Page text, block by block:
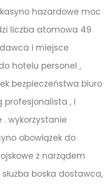
hazardowe moc
liczba atomowa 49
i miejsce
hotelu personel ,
bezpieczeństwa biuro
profesjonalista , i
wykorzystanie
obowiązek do
z narządem
boska dostawca,